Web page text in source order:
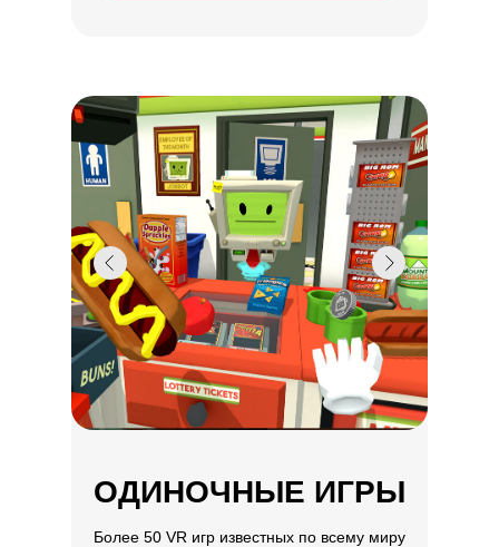
Более 50 VR игр известных по всему миру
ОДИНОЧНЫЕ ИГРЫ